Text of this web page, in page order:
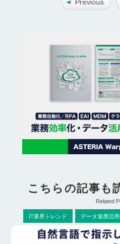
こちらの記事も
Related
IT業界トレンド データ連携活